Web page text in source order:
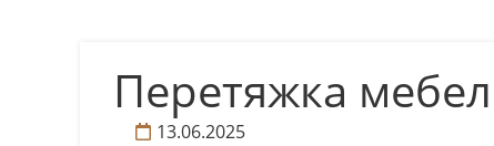
Перетяжка
13.06.2025